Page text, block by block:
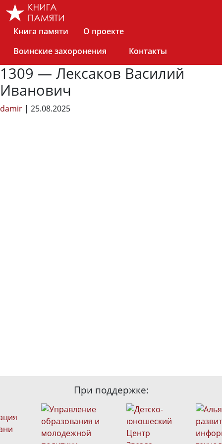
Skip
Книга памяти
О проекте
Воинские захоронения
Контакты
1309 — Лексаков Василий
Иванович
damir | 25.08.2025
При поддержке: